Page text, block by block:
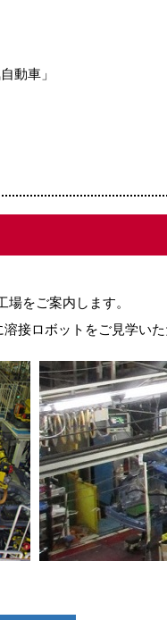
動車」
をご案内します。
接ロボットをご見学いた